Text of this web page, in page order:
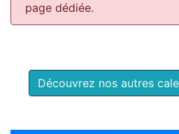
page dédiée.
Découvrez nos autres